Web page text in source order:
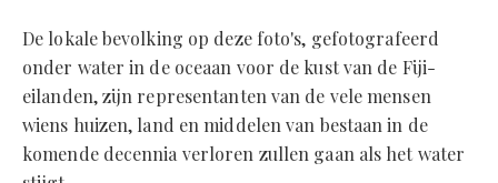
De lokale bevolking op deze foto's, gefotografeerd
onder water in de oceaan voor de kust van de Fiji-
eilanden, zijn representanten van de vele mensen
wiens huizen, land en middelen van bestaan ​​in de
komende decennia verloren zullen gaan als het water